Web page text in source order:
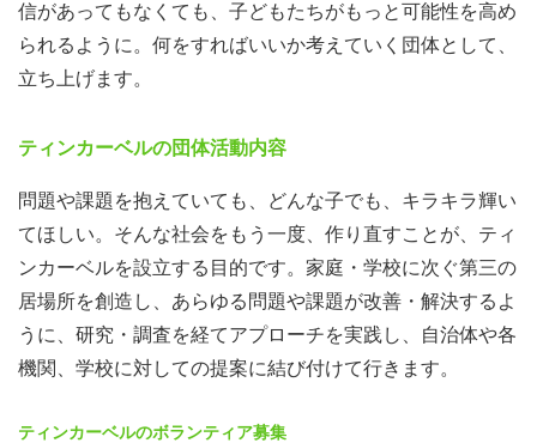
信があってもなくても、子どもたちがもっと可能性を高め
られるように。何をすればいいか考えていく団体として、
立ち上げます。
ティンカーベルの団体活動内容
問題や課題を抱えていても、どんな子でも、キラキラ輝い
てほしい。そんな社会をもう一度、作り直すことが、ティ
ンカーベルを設立する目的です。家庭・学校に次ぐ第三の
居場所を創造し、あらゆる問題や課題が改善・解決するよ
うに、研究・調査を経てアプローチを実践し、自治体や各
機関、学校に対しての提案に結び付けて行きます。
ティンカーベルのボランティア募集